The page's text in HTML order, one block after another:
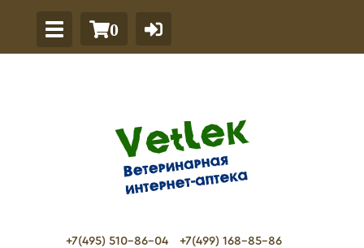
0
+7(495) 510-86-04
+7(499) 168-85-86